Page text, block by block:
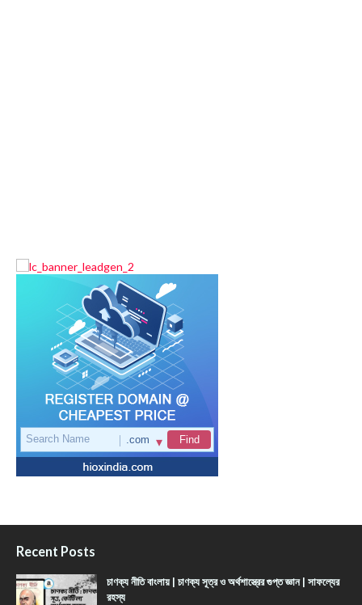
Recent Posts
চাণক্য নীতি বাংলায় | চাণক্য সূত্র ও অর্থশাস্ত্রের গুপ্ত জ্ঞান | সাফল্যের
রহস্য